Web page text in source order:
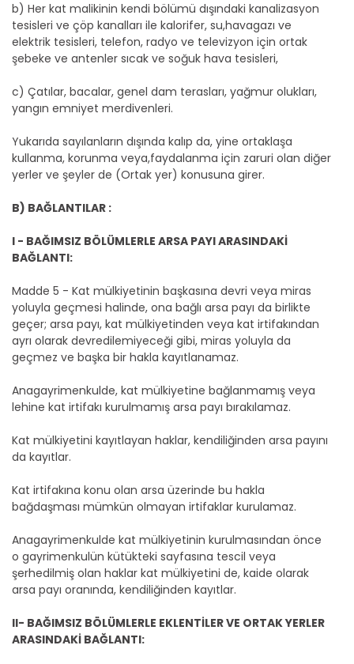
b) Her kat malikinin kendi bölümü dışındaki kanalizasyon
tesisleri ve çöp kanalları ile kalorifer, su,havagazı ve
elektrik tesisleri, telefon, radyo ve televizyon için ortak
şebeke ve antenler sıcak ve soğuk hava tesisleri,
c) Çatılar, bacalar, genel dam terasları, yağmur olukları,
yangın emniyet merdivenleri.
Yukarıda sayılanların dışında kalıp da, yine ortaklaşa
kullanma, korunma veya,faydalanma için zaruri olan diğer
yerler ve şeyler de (Ortak yer) konusuna girer.
B) BAĞLANTILAR :
I - BAĞIMSIZ BÖLÜMLERLE ARSA PAYI ARASINDAKİ
BAĞLANTI:
Madde 5 - Kat mülkiyetinin başkasına devri veya miras
yoluyla geçmesi halinde, ona bağlı arsa payı da birlikte
geçer; arsa payı, kat mülkiyetinden veya kat irtifakından
ayrı olarak devredilemiyeceği gibi, miras yoluyla da
geçmez ve başka bir hakla kayıtlanamaz.
Anagayrimenkulde, kat mülkiyetine bağlanmamış veya
lehine kat irtifakı kurulmamış arsa payı bırakılamaz.
Kat mülkiyetini kayıtlayan haklar, kendiliğinden arsa payını
da kayıtlar.
Kat irtifakına konu olan arsa üzerinde bu hakla
bağdaşması mümkün olmayan irtifaklar kurulamaz.
Anagayrimenkulde kat mülkiyetinin kurulmasından önce
o gayrimenkulün kütükteki sayfasına tescil veya
şerhedilmiş olan haklar kat mülkiyetini de, kaide olarak
arsa payı oranında, kendiliğinden kayıtlar.
II- BAĞIMSIZ BÖLÜMLERLE EKLENTİLER VE ORTAK YERLER
ARASINDAKİ BAĞLANTI: